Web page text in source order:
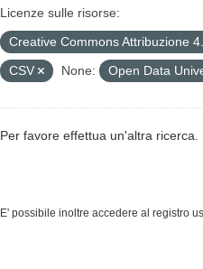
Licenze sulle risorse:
Creative Commons Attribuzione
CSV
None: Open Data
Per favore effettua un'altra ricerca.
E' possibile inoltre accedere al registro